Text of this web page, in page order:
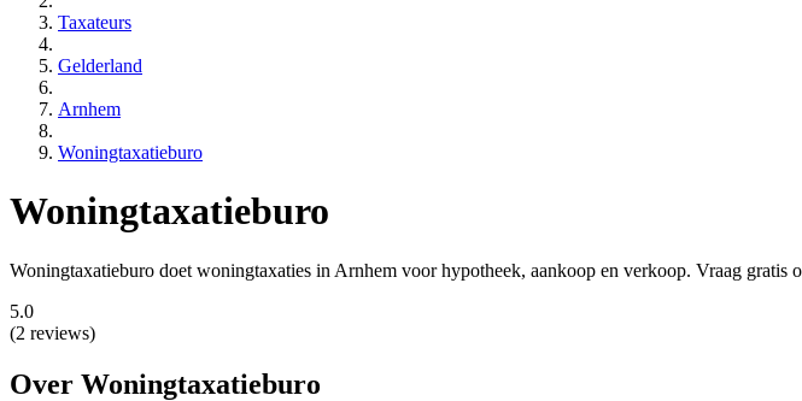
Taxateurs
Gelderland
Arnhem
Woningtaxatieburo
Woningtaxatieburo
Woningtaxatieburo doet woningtaxaties in Arnhem voor hypotheek, aankoop en verkoop. Vraag gratis
5.0
(2 reviews)
Over Woningtaxatieburo